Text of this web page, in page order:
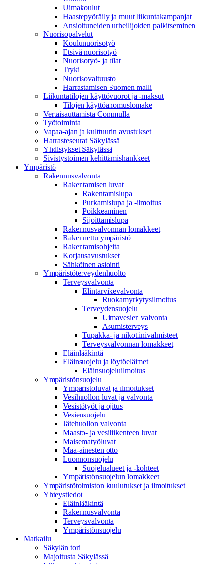
Uimakoulut
Haastepyöräily ja muut liikuntakampanjat
Ansioituneiden urheilijoiden palkitseminen
Nuorisopalvelut
Koulunuorisotyö
Etsivä nuorisotyö
Nuorisotyö- ja tilat
Tryki
Nuorisovaltuusto
Harrastamisen Suomen malli
Liikuntatilojen käyttövuorot ja -maksut
Tilojen käyttöanomuslomake
Vertaisauttamista Commulla
Työtoiminta
Vapaa-ajan ja kulttuurin avustukset
Harrasteseurat Säkylässä
Yhdistykset Säkylässä
Sivistystoimen kehittämishankkeet
Ympä­ristö
Rakennusvalvonta
Rakentamisen luvat
Rakentamislupa
Purkamislupa ja -ilmoitus
Poikkeaminen
Sijoittamislupa
Rakennusvalvonnan lomakkeet
Rakennettu ympäristö
Rakentamisohjeita
Korjausavustukset
Sähköinen asiointi
Ympäristöterveydenhuolto
Terveysvalvonta
Elintarvikevalvonta
Ruokamyrkytysilmoitus
Terveydensuojelu
Uimavesien valvonta
Asumisterveys
Tupakka- ja nikotiinivalmisteet
Terveysvalvonnan lomakkeet
Eläinlääkintä
Eläinsuojelu ja löytöeläimet
Eläinsuojeluilmoitus
Ympäristönsuojelu
Ympäristöluvat ja ilmoitukset
Vesihuollon luvat ja valvonta
Vesistötyöt ja ojitus
Vesiensuojelu
Jätehuollon valvonta
Maasto- ja vesiliikenteen luvat
Maisematyöluvat
Maa-ainesten otto
Luonnonsuojelu
Suojelualueet ja -kohteet
Ympäristönsuojelun lomakkeet
Ympäristötoimiston kuulutukset ja ilmoitukset
Yhteystiedot
Eläinlääkintä
Rakennusvalvonta
Terveysvalvonta
Ympäristönsuojelu
Mat­kailu
Säkylän tori
Majoitusta Säkylässä